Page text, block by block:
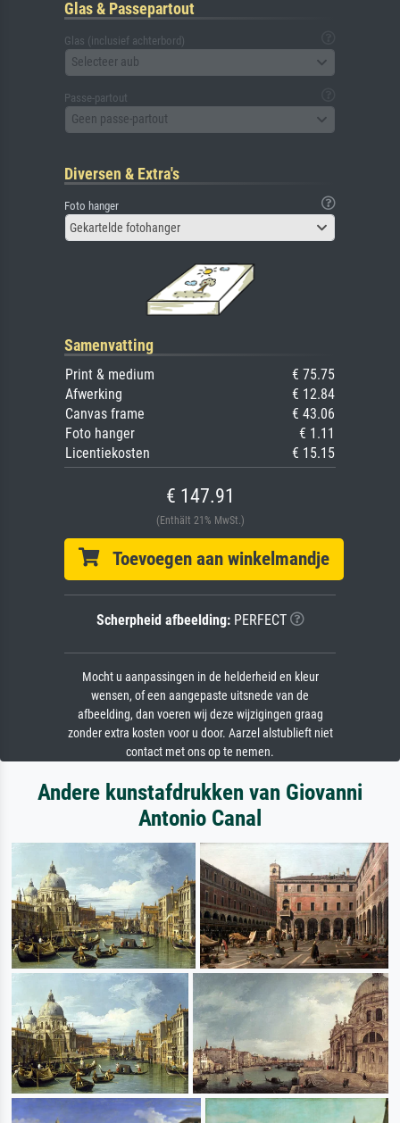
Glas & Passepartout
Glas (inclusief achterbord)
Selecteer aub
Passe-partout
Geen passe-partout
Diversen & Extra's
Foto hanger
Gekartelde fotohanger
Samenvatting
Print & medium
€ 75.75
Afwerking
€ 12.84
Canvas frame
€ 43.06
Foto hanger
€ 1.11
Licentiekosten
€ 15.15
€ 147.91
(Enthält 21% MwSt.)
Toevoegen aan winkelmandje
Scherpheid afbeelding:PERFECT
Mocht u aanpassingen in de helderheid en kleur
wensen, of een aangepaste uitsnede van de
afbeelding, dan voeren wij deze wijzigingen graag
zonder extra kosten voor u door. Aarzel alstublieft niet
contact met ons op te nemen.
Andere kunstafdrukken van Giovanni
Antonio Canal